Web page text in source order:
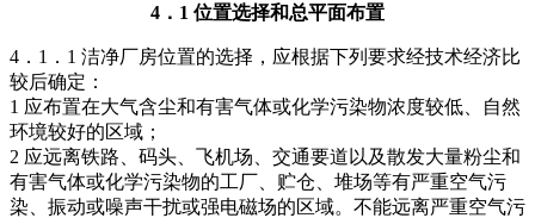
4．1 位置选择和总平面布置
4．1．1 洁净厂房位置的选择，应根据下列要求经技术经济比
较后确定：
1 应布置在大气含尘和有害气体或化学污染物浓度较低、自然
环境较好的区域；
2 应远离铁路、码头、飞机场、交通要道以及散发大量粉尘和
有害气体或化学污染物的工厂、贮仓、堆场等有严重空气污
染、振动或噪声干扰或强电磁场的区域。不能远离严重空气污